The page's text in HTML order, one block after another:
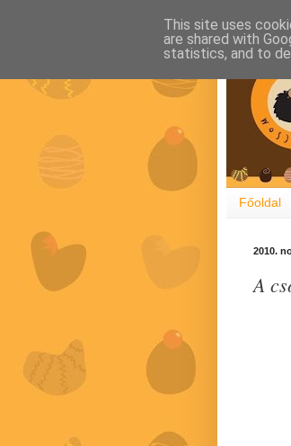
Főoldal
2010.
A
This site uses
are shared with
statistics, and to